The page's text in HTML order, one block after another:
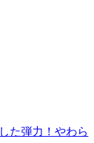
弾力！やわら